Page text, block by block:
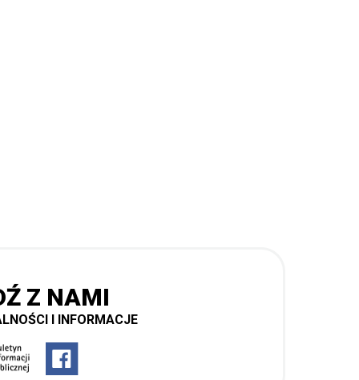
Z NAMI
I INFORMACJE